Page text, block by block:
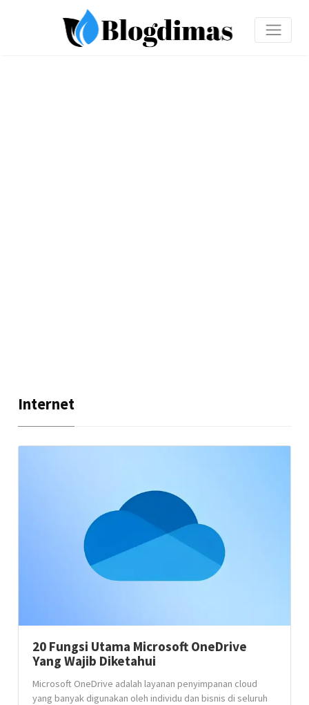
Internet
20 Fungsi Utama Microsoft OneDrive
Yang Wajib Diketahui
Microsoft OneDrive adalah layanan penyimpanan cloud
yang banyak digunakan oleh individu dan bisnis di seluruh